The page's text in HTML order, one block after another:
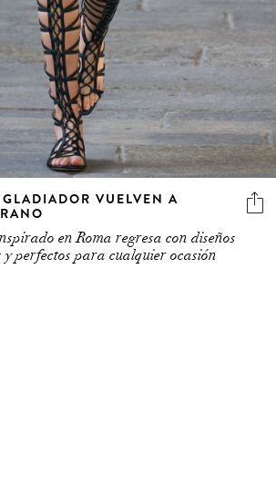
VUELVEN A
en Roma regresa con diseños
y perfectos para cualquier ocasión